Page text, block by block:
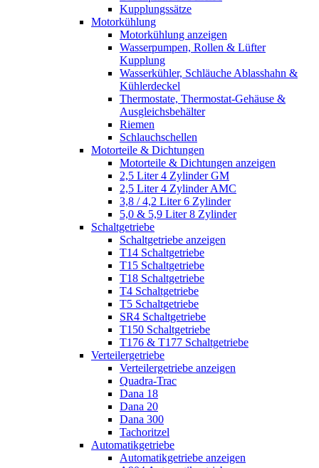
Kupplungssätze
Motorkühlung
Motorkühlung anzeigen
Wasserpumpen, Rollen & Lüfter
Kupplung
Wasserkühler, Schläuche Ablasshahn &
Kühlerdeckel
Thermostate, Thermostat-Gehäuse &
Ausgleichsbehälter
Riemen
Schlauchschellen
Motorteile & Dichtungen
Motorteile & Dichtungen anzeigen
2,5 Liter 4 Zylinder GM
2,5 Liter 4 Zylinder AMC
3,8 / 4,2 Liter 6 Zylinder
5,0 & 5,9 Liter 8 Zylinder
Schaltgetriebe
Schaltgetriebe anzeigen
T14 Schaltgetriebe
T15 Schaltgetriebe
T18 Schaltgetriebe
T4 Schaltgetriebe
T5 Schaltgetriebe
SR4 Schaltgetriebe
T150 Schaltgetriebe
T176 & T177 Schaltgetriebe
Verteilergetriebe
Verteilergetriebe anzeigen
Quadra-Trac
Dana 18
Dana 20
Dana 300
Tachoritzel
Automatikgetriebe
Automatikgetriebe anzeigen